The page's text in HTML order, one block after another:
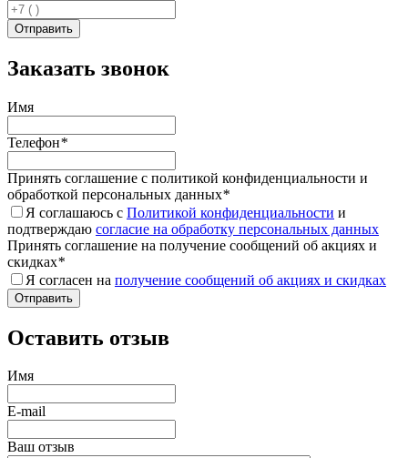
Заказать звонок
Имя
Телефон*
Принять соглашение с политикой конфиденциальности и
обработкой персональных данных*
Я соглашаюсь с Политикой конфиденциальности и
подтверждаю согласие на обработку персональных данных
Принять соглашение на получение сообщений об акциях и
скидках*
Я согласен на получение сообщений об акциях и скидках
Оставить отзыв
Имя
E-mail
Ваш отзыв